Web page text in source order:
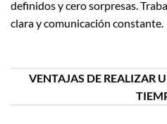
definidos y cero sorpresas.
clara y comunicación constante.
VENTAJAS DE REALIZAR